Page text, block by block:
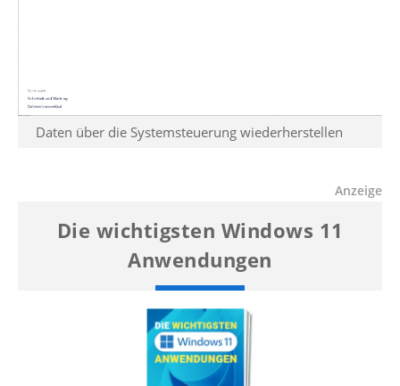
Daten über die Systemsteuerung wiederherstellen